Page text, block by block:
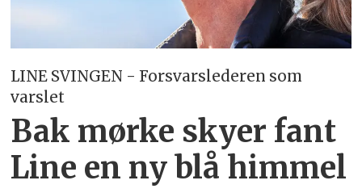
LINE SVINGEN - Forsvarslederen som
varslet
Bak mørke skyer fant
Line en ny blå himmel